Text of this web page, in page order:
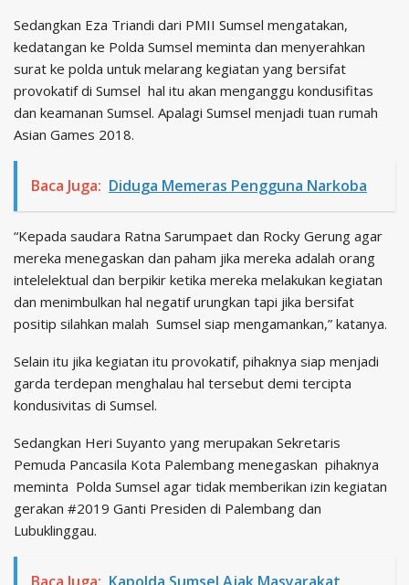
Sedangkan Eza Triandi dari PMII Sumsel mengatakan,
kedatangan ke Polda Sumsel meminta dan menyerahkan
surat ke polda untuk melarang kegiatan yang bersifat
provokatif di Sumsel hal itu akan menganggu kondusifitas
dan keamanan Sumsel. Apalagi Sumsel menjadi tuan rumah
Asian Games 2018.
Baca Juga: Diduga Memeras Pengguna Narkoba
“Kepada saudara Ratna Sarumpaet dan Rocky Gerung agar
mereka menegaskan dan paham jika mereka adalah orang
intelelektual dan berpikir ketika mereka melakukan kegiatan
dan menimbulkan hal negatif urungkan tapi jika bersifat
positip silahkan malah Sumsel siap mengamankan,” katanya.
Selain itu jika kegiatan itu provokatif, pihaknya siap menjadi
garda terdepan menghalau hal tersebut demi tercipta
kondusivitas di Sumsel.
Sedangkan Heri Suyanto yang merupakan Sekretaris
Pemuda Pancasila Kota Palembang menegaskan pihaknya
meminta Polda Sumsel agar tidak memberikan izin kegiatan
gerakan #2019 Ganti Presiden di Palembang dan
Lubuklinggau.